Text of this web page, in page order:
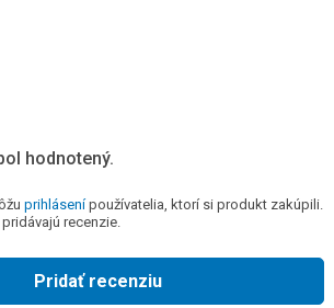
hodnotený.
prihlásení používatelia, ktorí si produkt zakúpili.
recenzie.
Pridať recenziu